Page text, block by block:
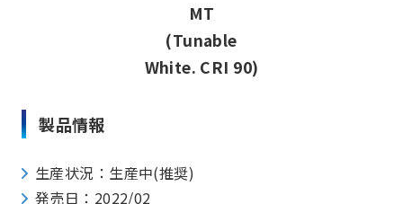
MT
(Tunable
White. CRI 90)
製品情報
生産状況：生産中(推奨)
発売日：2022/02